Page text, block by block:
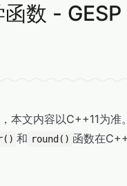
数 -
，本文内容以C++11为准
和 round() 函数在